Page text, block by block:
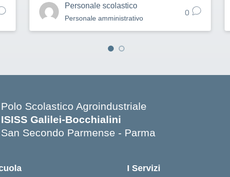
Personale scolastico
Personale amministrativo 0
Polo Scolastico Agroindustriale
ISISS Galilei-Bocchialini
San Secondo Parmense - Parma
I Servizi